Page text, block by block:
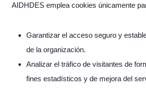
AIDHDES emplea cookies únicamente
Garantizar el acceso seguro y
de la organización.
Analizar el tráfico de visitantes de
fines estadísticos y de mejora del